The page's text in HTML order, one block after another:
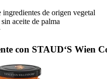
de origen vegetal
aceite de palma
con STAUD‘S Wien